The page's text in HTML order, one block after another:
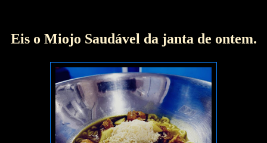
Eis o Miojo Saudável da janta de ontem.